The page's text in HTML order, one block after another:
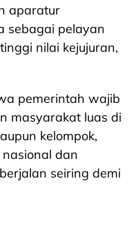
aparatur
sebagai pelayan
nilai kejujuran,
pemerintah wajib
masyarakat luas di
kelompok,
dan
seiring demi